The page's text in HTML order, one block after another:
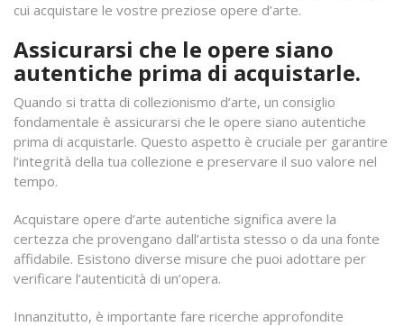
cui acquistare le vostre preziose opere d’arte.
Assicurarsi che le opere siano
autentiche prima di acquistarle.
Quando si tratta di collezionismo d’arte, un consiglio
fondamentale è assicurarsi che le opere siano autentiche
prima di acquistarle. Questo aspetto è cruciale per garantire
l’integrità della tua collezione e preservare il suo valore nel
tempo.
Acquistare opere d’arte autentiche significa avere la
certezza che provengano dall’artista stesso o da una fonte
affidabile. Esistono diverse misure che puoi adottare per
verificare l’autenticità di un’opera.
Innanzitutto, è importante fare ricerche approfondite